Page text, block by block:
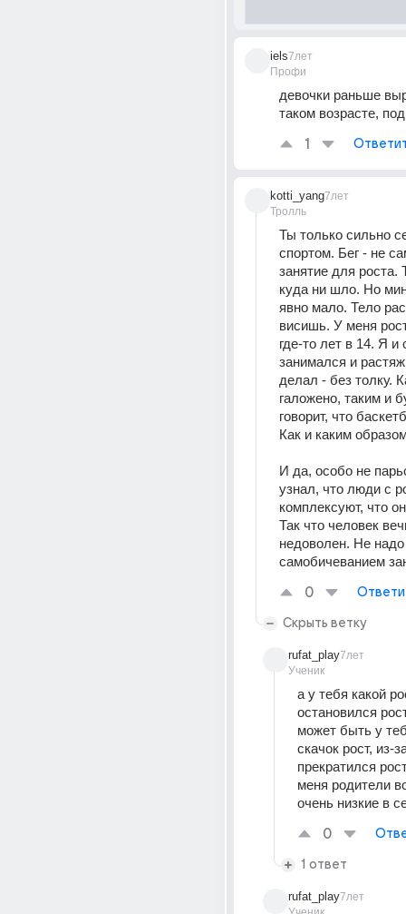
iels
Профи
7лет
девочки раньше
таком возрасте,
1
kotti_yang
Тролль
7лет
Ты только сильно
спортом. Бег - не
занятие для роста.
куда ни шло. Но
явно мало. Тело
висишь. У меня
где-то лет в 14. Я и
занимался и
делал - без толку.
галожено, таким и
говорит, что
Как и каким
И да, особо не
узнал, что люди с
комплексуют, что
Так что человек
недоволен. Не надо
самобичеванием
0
Скрыть ветку
rufat_play
Ученик
7лет
а у тебя какой
остановился
может быть у
скачок рост, из-
прекратился
меня родители
очень низкие в
0
1 ответ
rufat_play7лет